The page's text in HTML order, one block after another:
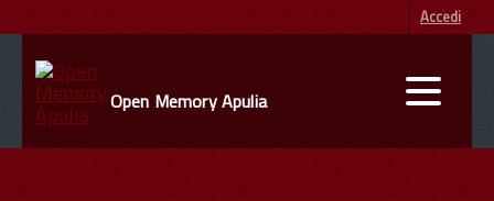
Accedi
Open Memory Apulia